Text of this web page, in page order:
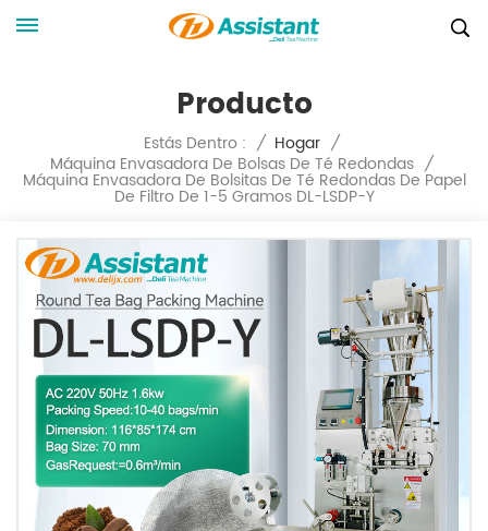
Producto
Estás Dentro : / Hogar /
Máquina Envasadora De Bolsas De Té Redondas /
Máquina Envasadora De Bolsitas De Té Redondas De Papel
De Filtro De 1-5 Gramos DL-LSDP-Y